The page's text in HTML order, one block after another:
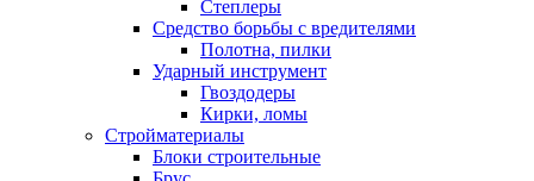
Степлеры
Средство борьбы с вредителями
Полотна, пилки
Ударный инструмент
Гвоздодеры
Кирки, ломы
Стройматериалы
Блоки строительные